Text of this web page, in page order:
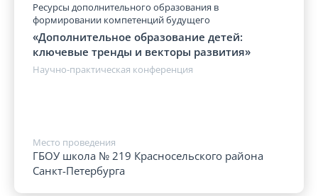
Ресурсы дополнительного образования в
формировании компетенций будущего
«Дополнительное образование детей:
ключевые тренды и векторы развития»
Научно-практическая конференция
Место проведения
ГБОУ школа № 219 Красносельского района
Санкт-Петербурга